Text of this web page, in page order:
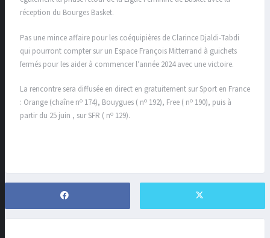
réception du Bourges Basket.
Pas une mince affaire pour les coéquipières de Clarince Djaldi-Tabdi
qui pourront compter sur un Espace François Mitterrand à guichets
fermés pour les aider à commencer l’année 2024 avec une victoire.
La rencontre sera diffusée en direct en gratuitement sur Sport en France
: Orange (chaîne no 174), Bouygues ( no 192), Free ( no 190), puis à
partir du 25 juin , sur SFR ( no 129).